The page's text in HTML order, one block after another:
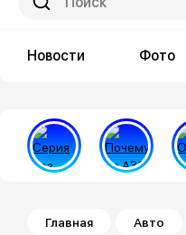
Новости Фото
Строка навигации
Главная Авто